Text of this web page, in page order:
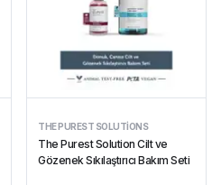
THE PUREST SOLUTIONS
The Purest Solution Cilt ve
Gözenek Sıkılaştırıcı Bakım Seti